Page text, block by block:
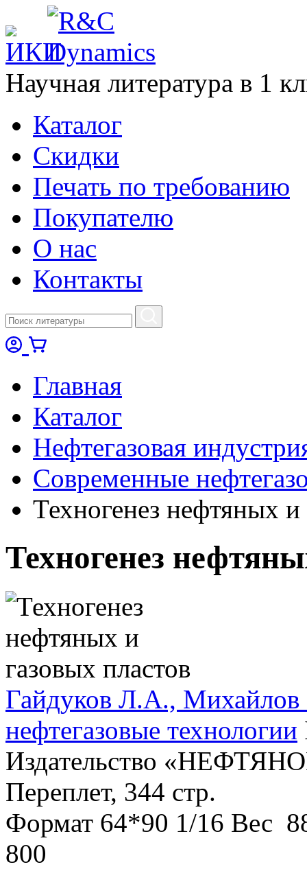
Научная литература в 1
Каталог
Cкидки
Печать по требованию
Покупателю
О нас
Контакты
Главная
Каталог
Нефтегазовая
Современные
Техногенез нефтяных и
Техногенез
Гайдуков Л.А.,
нефтегазовые технологии
Издательство
Переплет, 344 стр.
Формат 64*90 1/16 Вес
800